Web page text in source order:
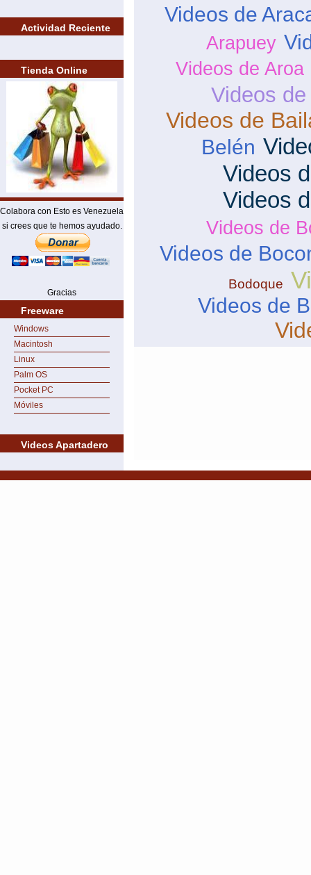
Actividad Reciente
Tienda Online
Colabora con Esto es Venezuela
si crees que te hemos ayudado.
Gracias
Freeware
Windows
Macintosh
Linux
Palm OS
Pocket PC
Móviles
Videos Apartadero
Videos de
Arapuey
Videos de Aroa
Videos
Videos de
Belén
Videos
Videos
Videos de
Videos de
Bodoque
Videos de